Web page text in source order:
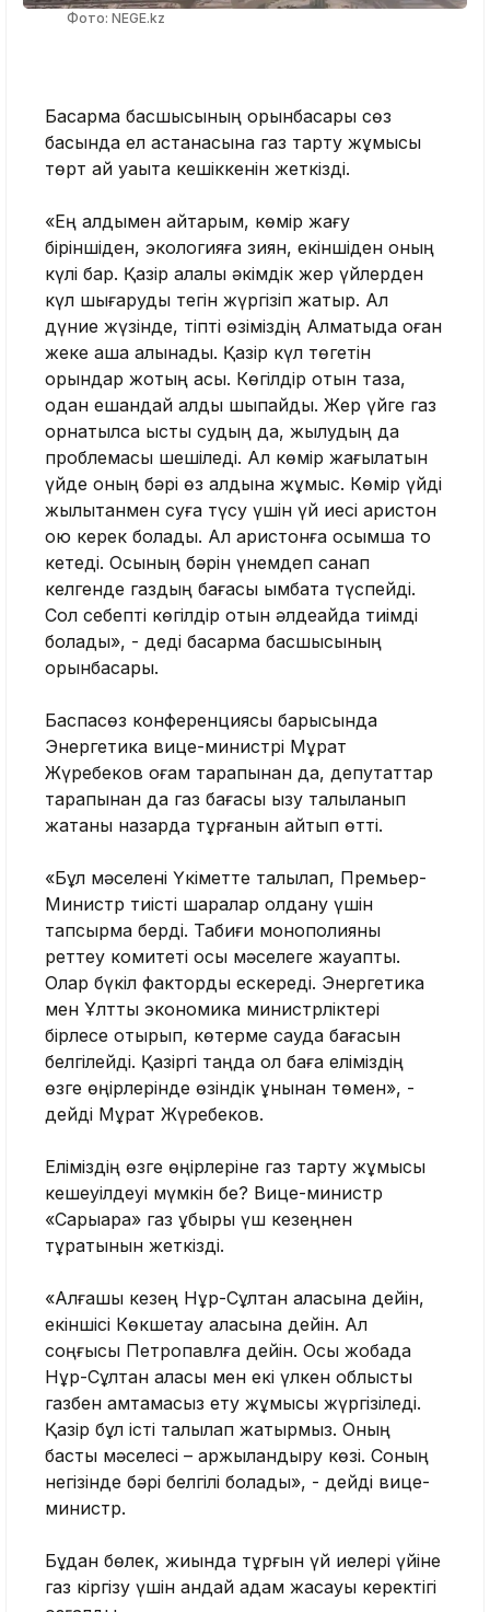
Фото: NEGE.kz
Басқарма басшысының орынбасары сөз
басында ел астанасына газ тарту жұмысы
төрт ай уақытқа кешіккенін жеткізді.
«Ең алдымен айтарым, көмір жағу
біріншіден, экологияға зиян, екіншіден оның
күлі бар. Қазір қалалық әкімдік жер үйлерден
күл шығаруды тегін жүргізіп жатыр. Ал
дүние жүзінде, тіпті өзіміздің Алматыда оған
жеке ақша алынады. Қазір күл төгетін
орындар жоқтың қасы. Көгілдір отын таза,
одан ешқандай қалдық шықпайды. Жер үйге газ
орнатылса ыстық судың да, жылудың да
проблемасы шешіледі. Ал көмір жағылатын
үйде оның бәрі өз алдына жұмыс. Көмір үйді
жылытқанмен суға түсу үшін үй иесі аристон
қою керек болады. Ал аристонға қосымша тоқ
кетеді. Осының бәрін үнемдеп санап
келгенде газдың бағасы қымбатқа түспейді.
Сол себепті көгілдір отын әлдеқайда тиімді
болады», - деді басқарма басшысының
орынбасары.
Баспасөз конференциясы барысында
Энергетика вице-министрі Мұрат
Жүребеков қоғам тарапынан да, депутаттар
тарапынан да газ бағасы қызу талқыланып
жатқаны назарда тұрғанын айтып өтті.
«Бұл мәселені Үкіметте талқылап, Премьер-
Министр тиісті шаралар қолдану үшін
тапсырма берді. Табиғи монополияны
реттеу комитеті осы мәселеге жауапты.
Олар бүкіл факторды ескереді. Энергетика
мен Ұлттық экономика министрліктері
бірлесе отырып, көтерме сауда бағасын
белгілейді. Қазіргі таңда ол баға еліміздің
өзге өңірлерінде өзіндік құнынан төмен», -
дейді Мұрат Жүребеков.
Еліміздің өзге өңірлеріне газ тарту жұмысы
кешеуілдеуі мүмкін бе? Вице-министр
«Сарыарқа» газ құбыры үш кезеңнен
тұратынын жеткізді.
«Алғашқы кезең Нұр-Сұлтан қаласына дейін,
екіншісі Көкшетау қаласына дейін. Ал
соңғысы Петропавлға дейін. Осы жобада
Нұр-Сұлтан қаласы мен екі үлкен облысты
газбен қамтамасыз ету жұмысы жүргізіледі.
Қазір бұл істі талқылап жатырмыз. Оның
басты мәселесі – қаржыландыру көзі. Соның
негізінде бәрі белгілі болады», - дейді вице-
министр.
Бұдан бөлек, жиында тұрғын үй иелері үйіне
газ кіргізу үшін қандай қадам жасауы керектігі